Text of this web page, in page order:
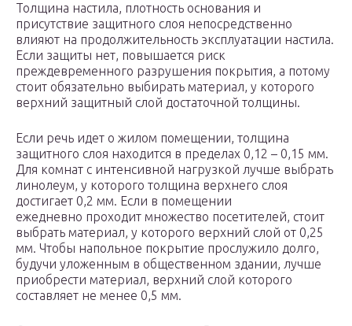
Толщина настила, плотность основания и
присутствие защитного слоя непосредственно
влияют на продолжительность эксплуатации настила.
Если защиты нет, повышается риск
преждевременного разрушения покрытия, а потому
стоит обязательно выбирать материал, у которого
верхний защитный слой достаточной толщины.
Если речь идет о жилом помещении, толщина
защитного слоя находится в пределах 0,12 – 0,15 мм.
Для комнат с интенсивной нагрузкой лучше выбрать
линолеум, у которого толщина верхнего слоя
достигает 0,2 мм. Если в помещении
ежедневно проходит множество посетителей, стоит
выбрать материал, у которого верхний слой от 0,25
мм. Чтобы напольное покрытие прослужило долго,
будучи уложенным в общественном здании, лучше
приобрести материал, верхний слой которого
составляет не менее 0,5 мм.